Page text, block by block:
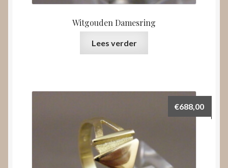
Witgouden Damesring
Lees verder
€688,00